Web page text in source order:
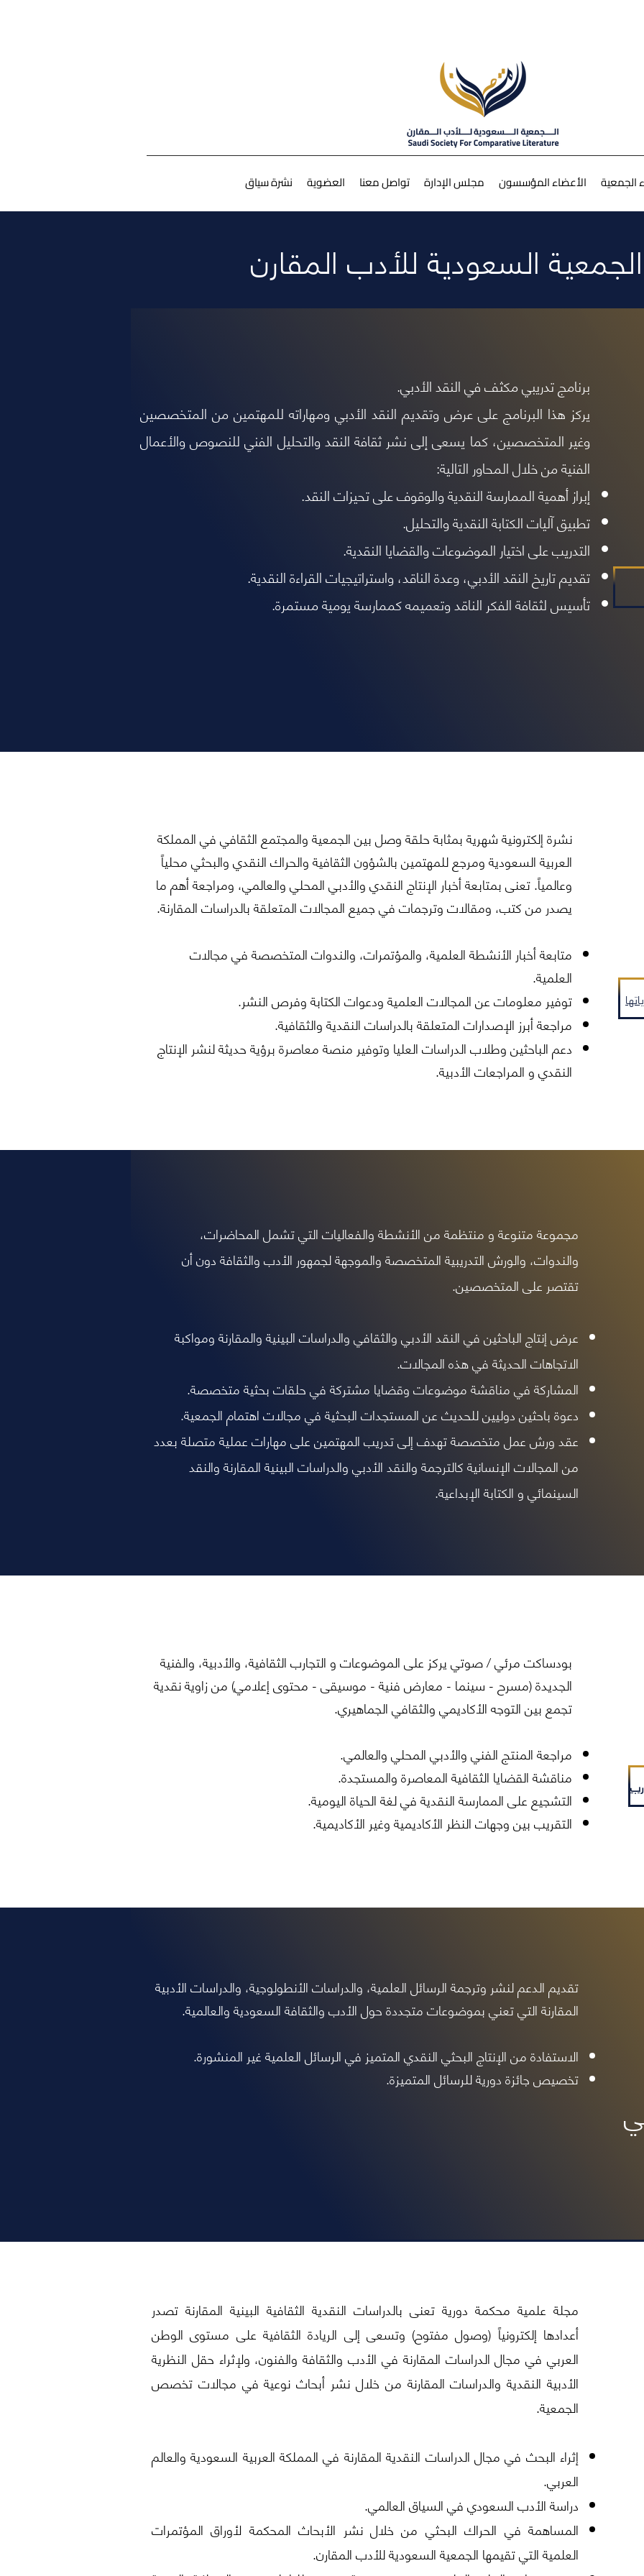
نشرة سياق العضوية تواصل معنا مجلس الإدارة الأعضاء المؤسسون الجمعية
السعودية للأدب المقارن
برنامج تدريبي مكثف في النقد الأدبي.
يركز هذا البرنامج على عرض وتقديم النقد الأدبي ومهاراته للمهتمين من المتخصصين
وغير المتخصصين، كما يسعى إلى نشر ثقافة النقد والتحليل الفني للنصوص والأعمال
الفنية من خلال المحاور التالية:
إبراز أهمية الممارسة النقدية والوقوف على تحيزات النقد.
تطبيق آليات الكتابة النقدية والتحليل.
التدريب على اختيار الموضوعات والقضايا النقدية.
تقديم تاريخ النقد الأدبي، وعدة الناقد، واستراتيجيات القراءة النقدية.
تأسيس لثقافة الفكر الناقد وتعميمه كممارسة يومية مستمرة.
نشرة إلكترونية شهرية بمثابة حلقة وصل بين الجمعية والمجتمع الثقافي في المملكة
العربية السعودية ومرجع للمهتمين بالشؤون الثقافية والحراك النقدي والبحثي محلياً
وعالمياً. تعنى بمتابعة أخبار الإنتاج النقدي والأدبي المحلي والعالمي، ومراجعة أهم ما
يصدر من كتب، ومقالات وترجمات في جميع المجالات المتعلقة بالدراسات المقارنة.
متابعة أخبار الأنشطة العلمية، والمؤتمرات، والندوات المتخصصة في مجالات
العلمية.
توفير معلومات عن المجالات العلمية ودعوات الكتابة وفرص النشر.
مراجعة أبرز الإصدارات المتعلقة بالدراسات النقدية والثقافية.
دعم الباحثين وطلاب الدراسات العليا وتوفير منصة معاصرة برؤية حديثة لنشر الإنتاج
النقدي و المراجعات الأدبية.
مجموعة متنوعة و منتظمة من الأنشطة والفعاليات التي تشمل المحاضرات،
والندوات، والورش التدريبية المتخصصة والموجهة لجمهور الأدب والثقافة دون أن
تقتصر على المتخصصين.
عرض إنتاج الباحثين في النقد الأدبي والثقافي والدراسات البينية والمقارنة ومواكبة
الاتجاهات الحديثة في هذه المجالات.
المشاركة في مناقشة موضوعات وقضايا مشتركة في حلقات بحثية متخصصة.
دعوة باحثين دوليين للحديث عن المستجدات البحثية في مجالات اهتمام الجمعية.
عقد ورش عمل متخصصة تهدف إلى تدريب المهتمين على مهارات عملية متصلة بعدد
من المجالات الإنسانية كالترجمة والنقد الأدبي والدراسات البينية المقارنة والنقد
السينمائي و الكتابة الإبداعية.
بودساكت مرئي / صوتي يركز على الموضوعات و التجارب الثقافية، والأدبية، والفنية
الجديدة (مسرح - سينما - معارض فنية - موسيقى - محتوى إعلامي) من زاوية نقدية
تجمع بين التوجه الأكاديمي والثقافي الجماهيري.
مراجعة المنتج الفني والأدبي المحلي والعالمي.
مناقشة القضايا الثقافية المعاصرة والمستجدة.
التشجيع على الممارسة النقدية في لغة الحياة اليومية.
التقريب بين وجهات النظر الأكاديمية وغير الأكاديمية.
تقديم الدعم لنشر وترجمة الرسائل العلمية، والدراسات الأنطولوجية، والدراسات الأدبية
المقارنة التي تعني بموضوعات متجددة حول الأدب والثقافة السعودية والعالمية.
الاستفادة من الإنتاج البحثي النقدي المتميز في الرسائل العلمية غير المنشورة.
تخصيص جائزة دورية للرسائل المتميزة.
مجلة علمية محكمة دورية تعنى بالدراسات النقدية الثقافية البينية المقارنة تصدر
أعدادها إلكترونياً (وصول مفتوح) وتسعى إلى الريادة الثقافية على مستوى الوطن
العربي في مجال الدراسات المقارنة في الأدب والثقافة والفنون، ولإثراء حقل النظرية
الأدبية النقدية والدراسات المقارنة من خلال نشر أبحاث نوعية في مجالات تخصص
الجمعية.
إثراء البحث في مجال الدراسات النقدية المقارنة في المملكة العربية السعودية والعالم
العربي.
دراسة الأدب السعودي في السياق العالمي.
المساهمة في الحراك البحثي من خلال نشر الأبحاث المحكمة لأوراق المؤتمرات
العلمية التي تقيمها الجمعية السعودية للأدب المقارن.